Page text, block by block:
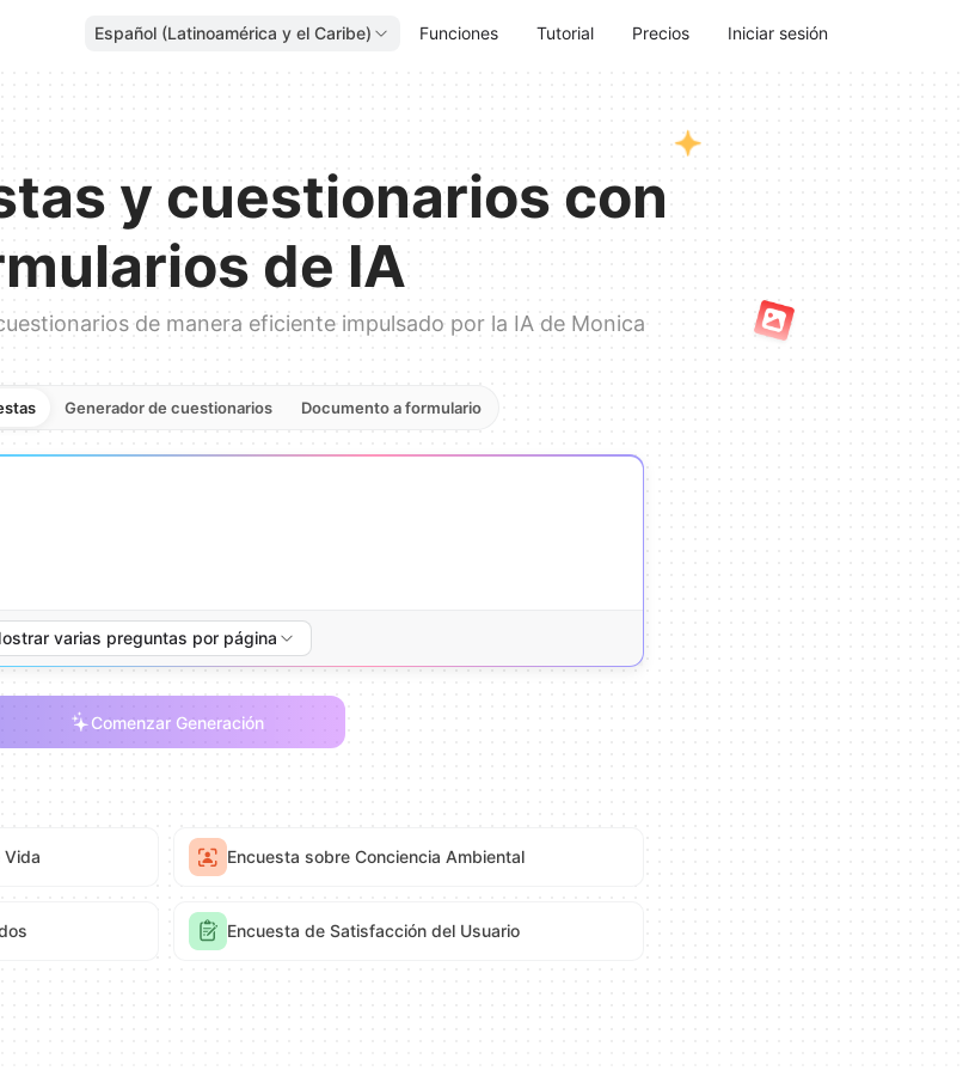
Español (Latinoamérica y el Caribe) Funciones Tutorial Precios Iniciar sesión
y cuestionarios con
de IA
de manera eficiente impulsado por la IA de Monica
Generador de cuestionarios Documento a formulario
varias preguntas por página
Comenzar Generación
Vida Encuesta sobre Conciencia Ambiental
Encuesta de Satisfacción del Usuario